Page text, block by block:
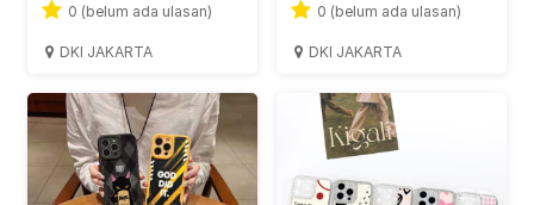
0 (belum ada ulasan)
DKI JAKARTA
0 (belum ada ulasan)
DKI JAKARTA